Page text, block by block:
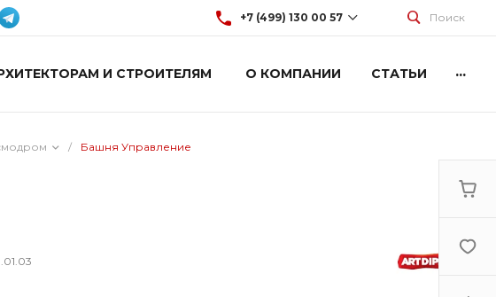
+7 (499) 130 00 57 Поиск
И СТРОИТЕЛЯМ О КОМПАНИИ СТАТЬИ ...
/ Башня Управление